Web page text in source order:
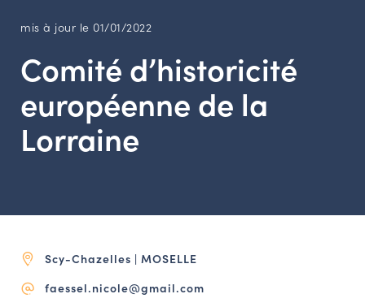
Agenda
Annuaire
Ressources
OUTILS EN LIGNE
Espace acteurs
mis à jour le 01/01/2022
Comité d’historicité
européenne de la
Lorraine
Scy-Chazelles | MOSELLE
faessel.nicole@gmail.com